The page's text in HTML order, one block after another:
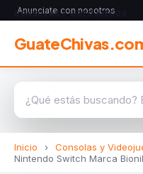
Anunciate con nosotros
Inicio › Consolas y
Nintendo Switch Marca
CONSOLAS Y VIDEOJUEGOS